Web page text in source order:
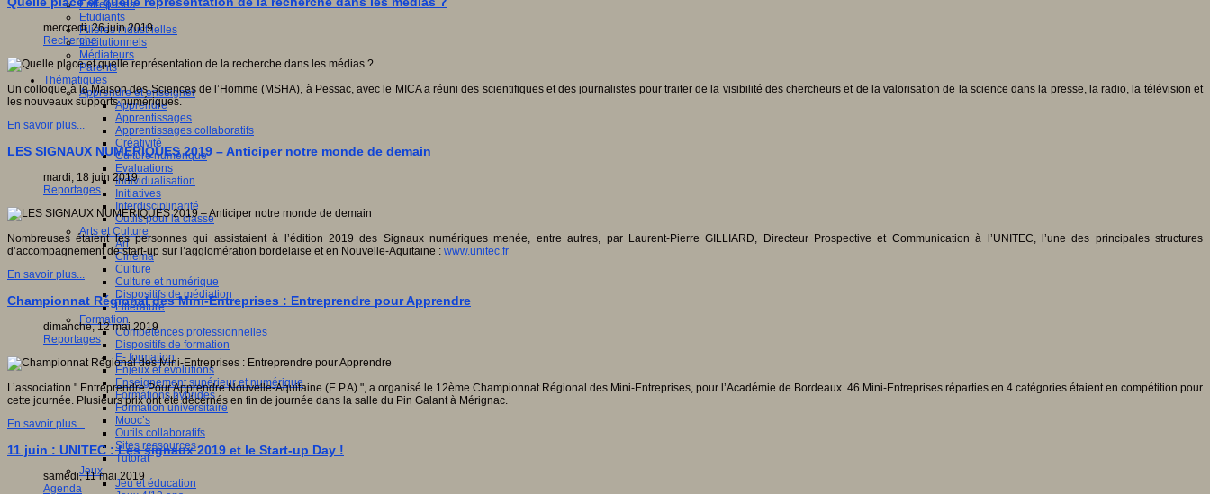
Entreprises
Etudiants
Filières industrielles
Institutionnels
Médiateurs
Parents
Thématiques
Apprendre et enseigner
Apprendre
Apprentissages
Apprentissages collaboratifs
Créativité
Culture numérique
Evaluations
Individualisation
Initiatives
Interdisciplinarité
Outils pour la classe
Arts et Culture
Art
Cinéma
Culture
Culture et numérique
Dispositifs de médiation
Littérature
Formation
Compétences professionnelles
Dispositifs de formation
E- formation
Enjeux et évolutions
Enseignement supérieur et numérique
Formations hybrides
Formation universitaire
Mooc’s
Outils collaboratifs
Sites ressources
Tutorat
Jeux
Jeu et éducation
mercredi, 26 juin 2019
Recherche
Un colloque à la Maison des Sciences de l’Homme (MSHA), à Pessac, avec le MICA a réuni des scientifiques et des journalistes pour traiter de la visibilité des chercheurs et de la valorisation de la science dans la presse, la radio, la télévision et
les nouveaux supports numériques.
En savoir plus...
LES SIGNAUX NUMERIQUES 2019 – Anticiper notre monde de demain
mardi, 18 juin 2019
Reportages
Nombreuses étaient les personnes qui assistaient à l’édition 2019 des Signaux numériques menée, entre autres, par Laurent-Pierre GILLIARD, Directeur Prospective et Communication à l’UNITEC, l’une des principales structures
d’accompagnement de start-up sur l’agglomération bordelaise et en Nouvelle-Aquitaine : www.unitec.fr
En savoir plus...
Championnat Régional des Mini-Entreprises : Entreprendre pour Apprendre
dimanche, 12 mai 2019
Reportages
L’association " Entreprendre Pour Apprendre Nouvelle-Aquitaine (E.P.A) ", a organisé le 12ème Championnat Régional des Mini-Entreprises, pour l’Académie de Bordeaux. 46 Mini-Entreprises réparties en 4 catégories étaient en compétition pour
cette journée. Plusieurs prix ont été décernés en fin de journée dans la salle du Pin Galant à Mérignac.
En savoir plus...
11 juin : UNITEC : Les signaux 2019 et le Start-up Day !
samedi, 11 mai 2019
Agenda